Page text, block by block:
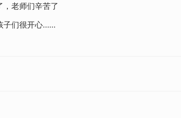
，老师们辛苦了
子们很开心……